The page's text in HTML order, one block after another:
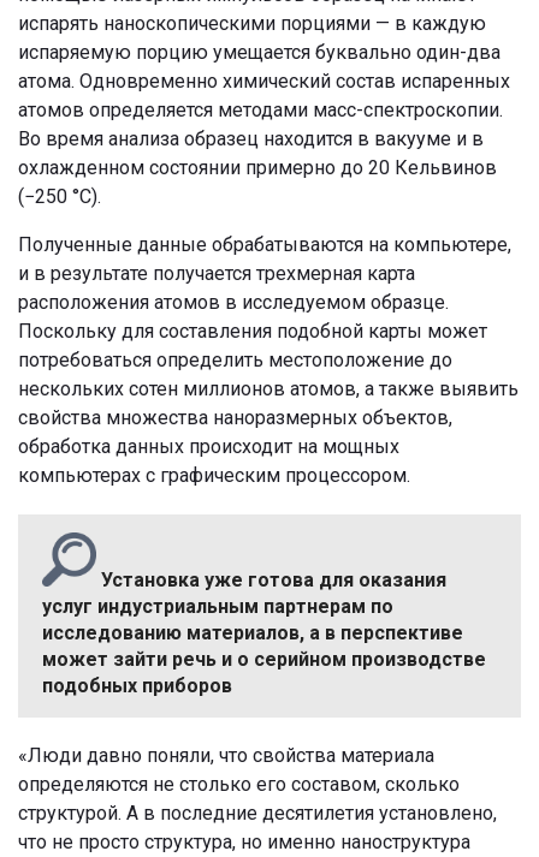
испарять наноскопическими порциями — в каждую
испаряемую порцию умещается буквально один-два
атома. Одновременно химический состав испаренных
атомов определяется методами масс-спектроскопии.
Во время анализа образец находится в вакууме и в
охлажденном состоянии примерно до 20 Кельвинов
(−250 °C).
Полученные данные обрабатываются на компьютере,
и в результате получается трехмерная карта
расположения атомов в исследуемом образце.
Поскольку для составления подобной карты может
потребоваться определить местоположение до
нескольких сотен миллионов атомов, а также выявить
свойства множества наноразмерных объектов,
обработка данных происходит на мощных
компьютерах с графическим процессором.
Установка уже готова для оказания
услуг индустриальным партнерам по
исследованию материалов, а в перспективе
может зайти речь и о серийном производстве
подобных приборов
«Люди давно поняли, что свойства материала
определяются не столько его составом, сколько
структурой. А в последние десятилетия установлено,
что не просто структура, но именно наноструктура